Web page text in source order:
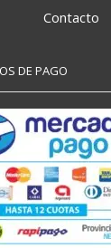
Contacto
DE PAGO